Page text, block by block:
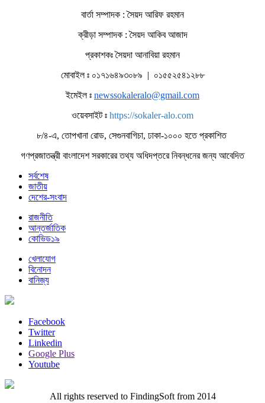
বার্তা সম্পাদক : সৈয়দ আরিফ রহমান
ক্রীড়া সম্পাদক : সৈয়দ আকিব আজাদ
প্রকাশকঃ সৈয়দা আনাবিয়া রহমান
মোবাইল ঃ ০১৭১৬৪৯৩০৮৯ | ০১৫৫২৫৪১২৮৮
ইমেইল ঃ newssokaleralo@gmail.com
ওয়েবসাইট ঃ https://sokaler-alo.com
৮/৪-এ, তোপখানা রোড, সেগুনবাগিচা, ঢাকা-১০০০ হতে প্রকাশিত
গণপ্রজাতন্ত্রী বাংলাদেশ সরকারের তথ্য অধিদপ্তরে নিবন্ধনের জন্য আবেদিত
সর্বশেষ
জাতীয়
দেশের-সংবাদ
রাজনীতি
আন্তর্জাতিক
কোভিড১৯
খেলাযোগ
বিনোদন
বানিজ্য
Facebook
Twitter
Linkedin
Google Plus
Youtube
All rights reserved to FindingSoft from 2014